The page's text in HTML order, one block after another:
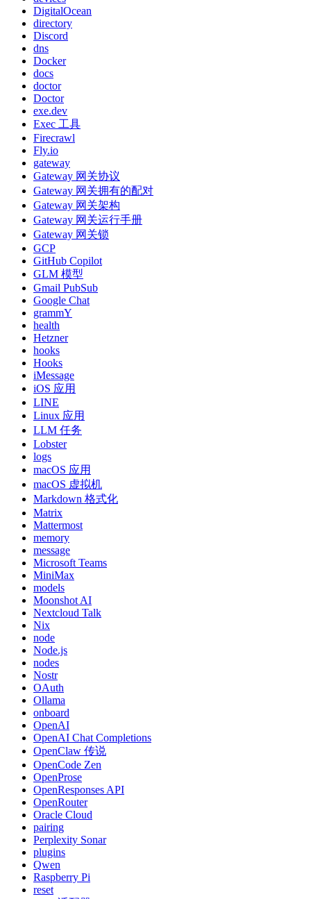
DigitalOcean
directory
Discord
dns
Docker
docs
doctor
Doctor
exe.dev
Exec 工具
Firecrawl
Fly.io
gateway
Gateway 网关协议
Gateway 网关拥有的配对
Gateway 网关架构
Gateway 网关运行手册
Gateway 网关锁
GCP
GitHub Copilot
GLM 模型
Gmail PubSub
Google Chat
grammY
health
Hetzner
hooks
Hooks
iMessage
iOS 应用
LINE
Linux 应用
LLM 任务
Lobster
logs
macOS 应用
macOS 虚拟机
Markdown 格式化
Matrix
Mattermost
memory
message
Microsoft Teams
MiniMax
models
Moonshot AI
Nextcloud Talk
Nix
node
Node.js
nodes
Nostr
OAuth
Ollama
onboard
OpenAI
OpenAI Chat Completions
OpenClaw 传说
OpenCode Zen
OpenProse
OpenResponses API
OpenRouter
Oracle Cloud
pairing
Perplexity Sonar
plugins
Qwen
Raspberry Pi
reset